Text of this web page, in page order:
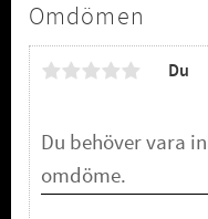
Omdömen
Du